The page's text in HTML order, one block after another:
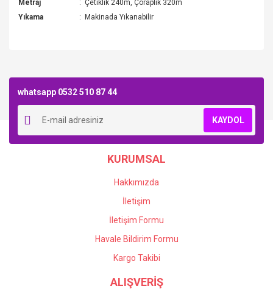
Metraj
: Çetiklik 240m, Çoraplık 320m
Yıkama
: Makinada Yıkanabilir
whatsapp 0532 510 87 44
KAYDOL
KURUMSAL
Hakkımızda
İletişim
İletişim Formu
Havale Bildirim Formu
Kargo Takibi
ALIŞVERİŞ